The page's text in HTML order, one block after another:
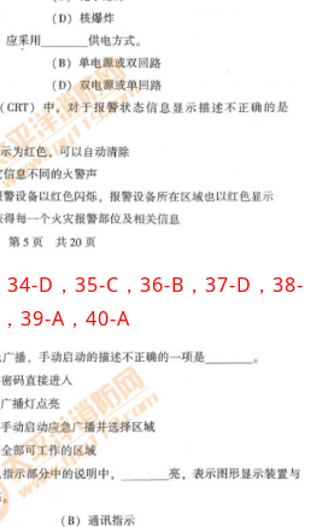
D，35-C，36-B，37-D，38-
39-A，40-A